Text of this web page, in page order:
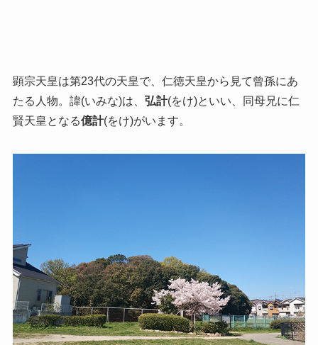
顕宗天皇は第23代の天皇で、仁徳天皇から見て曾孫にあ
たる人物。諱(いみな)は、 弘計(をけ)といい、同母兄に仁
賢天皇となる億計(をけ)がいます。